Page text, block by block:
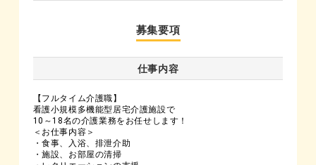
募集要項
仕事内容
【フルタイム介護職】
看護小規模多機能型居宅介護施設で
10～18名の介護業務をお任せします！
＜お仕事内容＞
・食事、入浴、排泄介助
・施設、お部屋の清掃